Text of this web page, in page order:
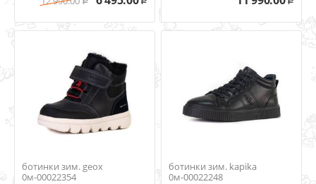
ботинки зим. geox
0м-00022354
ботинки зим. kapika
0м-00022248